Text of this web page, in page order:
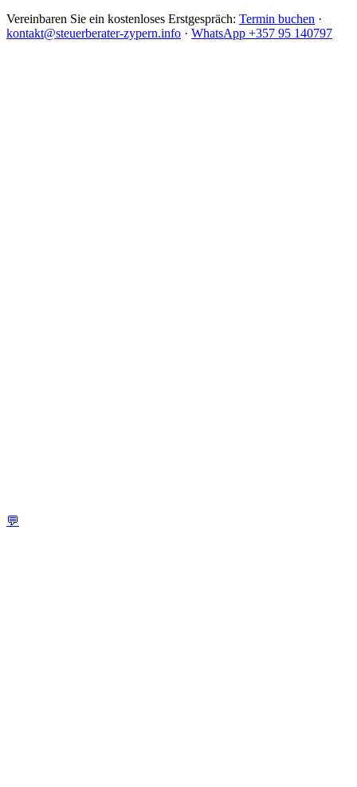
Vereinbaren Sie ein kostenloses Erstgespräch: Termin buchen ·
kontakt@steuerberater-zypern.info · WhatsApp +357 95 140797
💬